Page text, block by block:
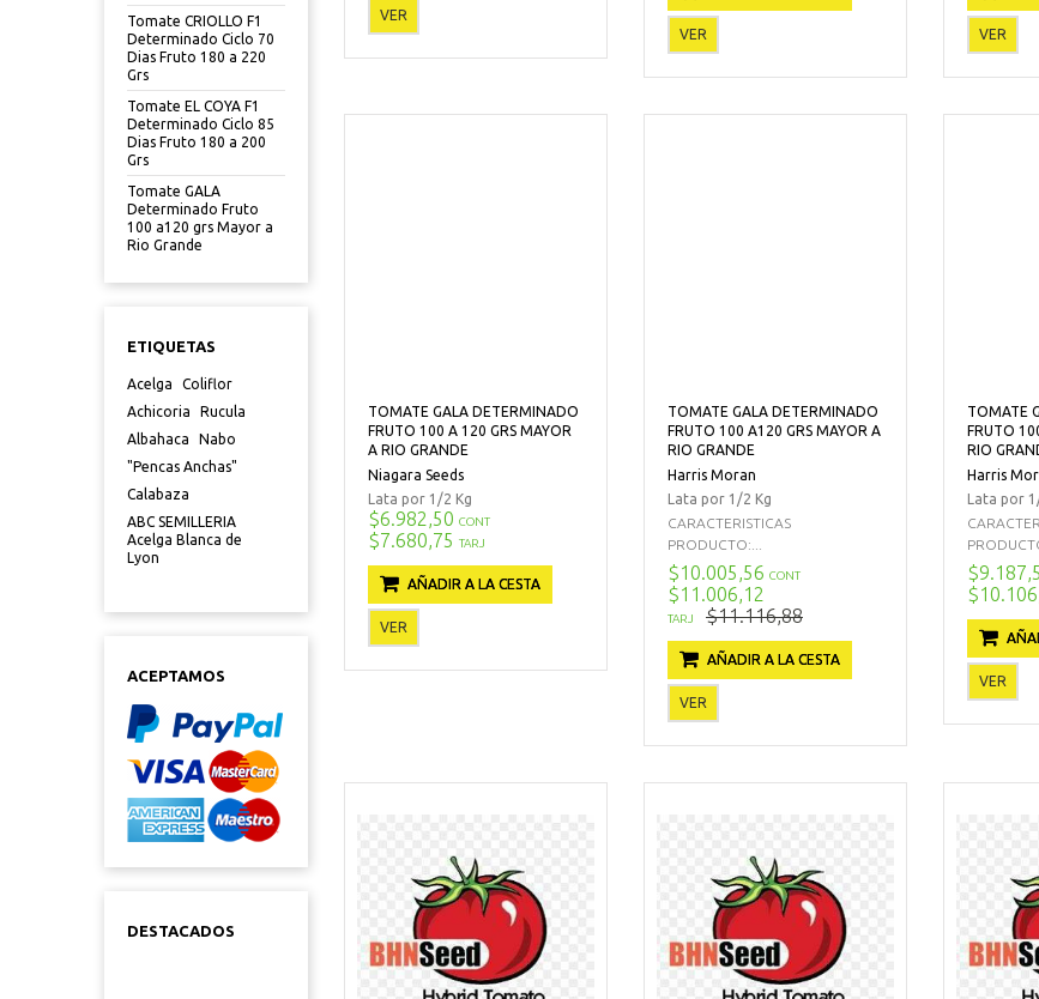
Tomate CRIOLLO F1
Determinado Ciclo 70
Dias Fruto 180 a 220
Grs
Tomate EL COYA F1
Determinado Ciclo 85
Dias Fruto 180 a 200
Grs
Tomate GALA
Determinado Fruto
100 a120 grs Mayor a
Rio Grande
ETIQUETAS
Acelga
Coliflor
Achicoria
Rucula
Albahaca
Nabo
"Pencas Anchas"
Calabaza
ABC SEMILLERIA
Acelga Blanca de
Lyon
ACEPTAMOS
DESTACADOS
VER
VER VER
TOMATE GALA DETERMINADO
FRUTO 100 A 120 GRS MAYOR
A RIO GRANDE
Niagara Seeds
Lata por 1/2 Kg
$6.982,50 CONT
$7.680,75 TARJ
AÑADIR A LA CESTA
VER
TOMATE GALA DETERMINADO
FRUTO 100 A120 GRS MAYOR A
RIO GRANDE
Harris Moran
Lata por 1/2 Kg
CARACTERISTICAS
PRODUCTO:...
$10.005,56 CONT
$11.006,12
TARJ $11.116,88
AÑADIR A LA CESTA
VER
TOMATE
FRUTO
RIO
Harris
Lata por
VER